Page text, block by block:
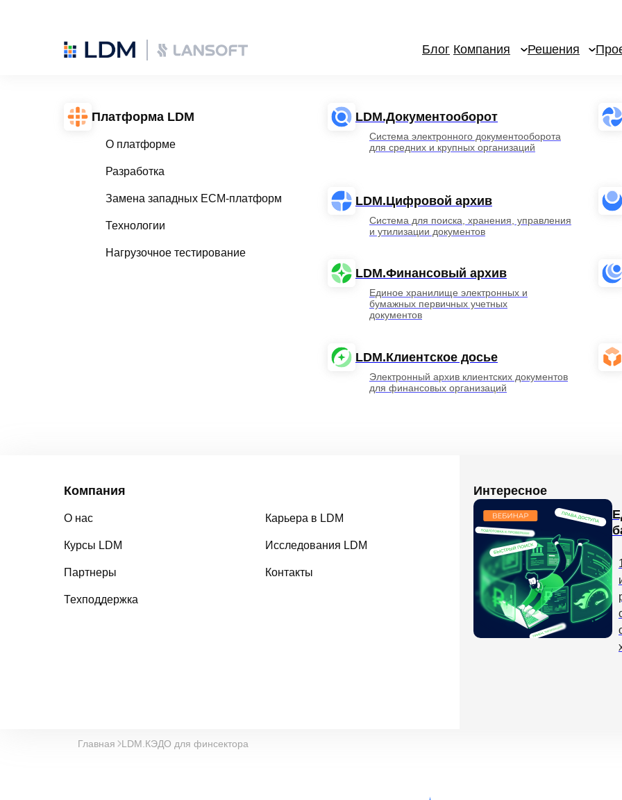
Блог Компания Решения
Платформа LDM
Технологии
Нагрузочное тестирование
Замена западных ECM-платформ
Разработка
О платформе
LDM.Клиентское досье
Электронный архив клиентских документов
для финансовых организаций
LDM.Финансовый архив
Единое хранилище электронных и
бумажных первичных учетных
документов
LDM.Цифровой архив
Система для поиска, хранения, управления
и утилизации документов
LDM.Документооборот
Система электронного документооборота
для средних и крупных организаций
Интересное
Контакты
Исследования LDM
Карьера в LDM
Техподдержка
Партнеры
Курсы LDM
О нас
Компания
Главная LDM.КЭДО для финсектора